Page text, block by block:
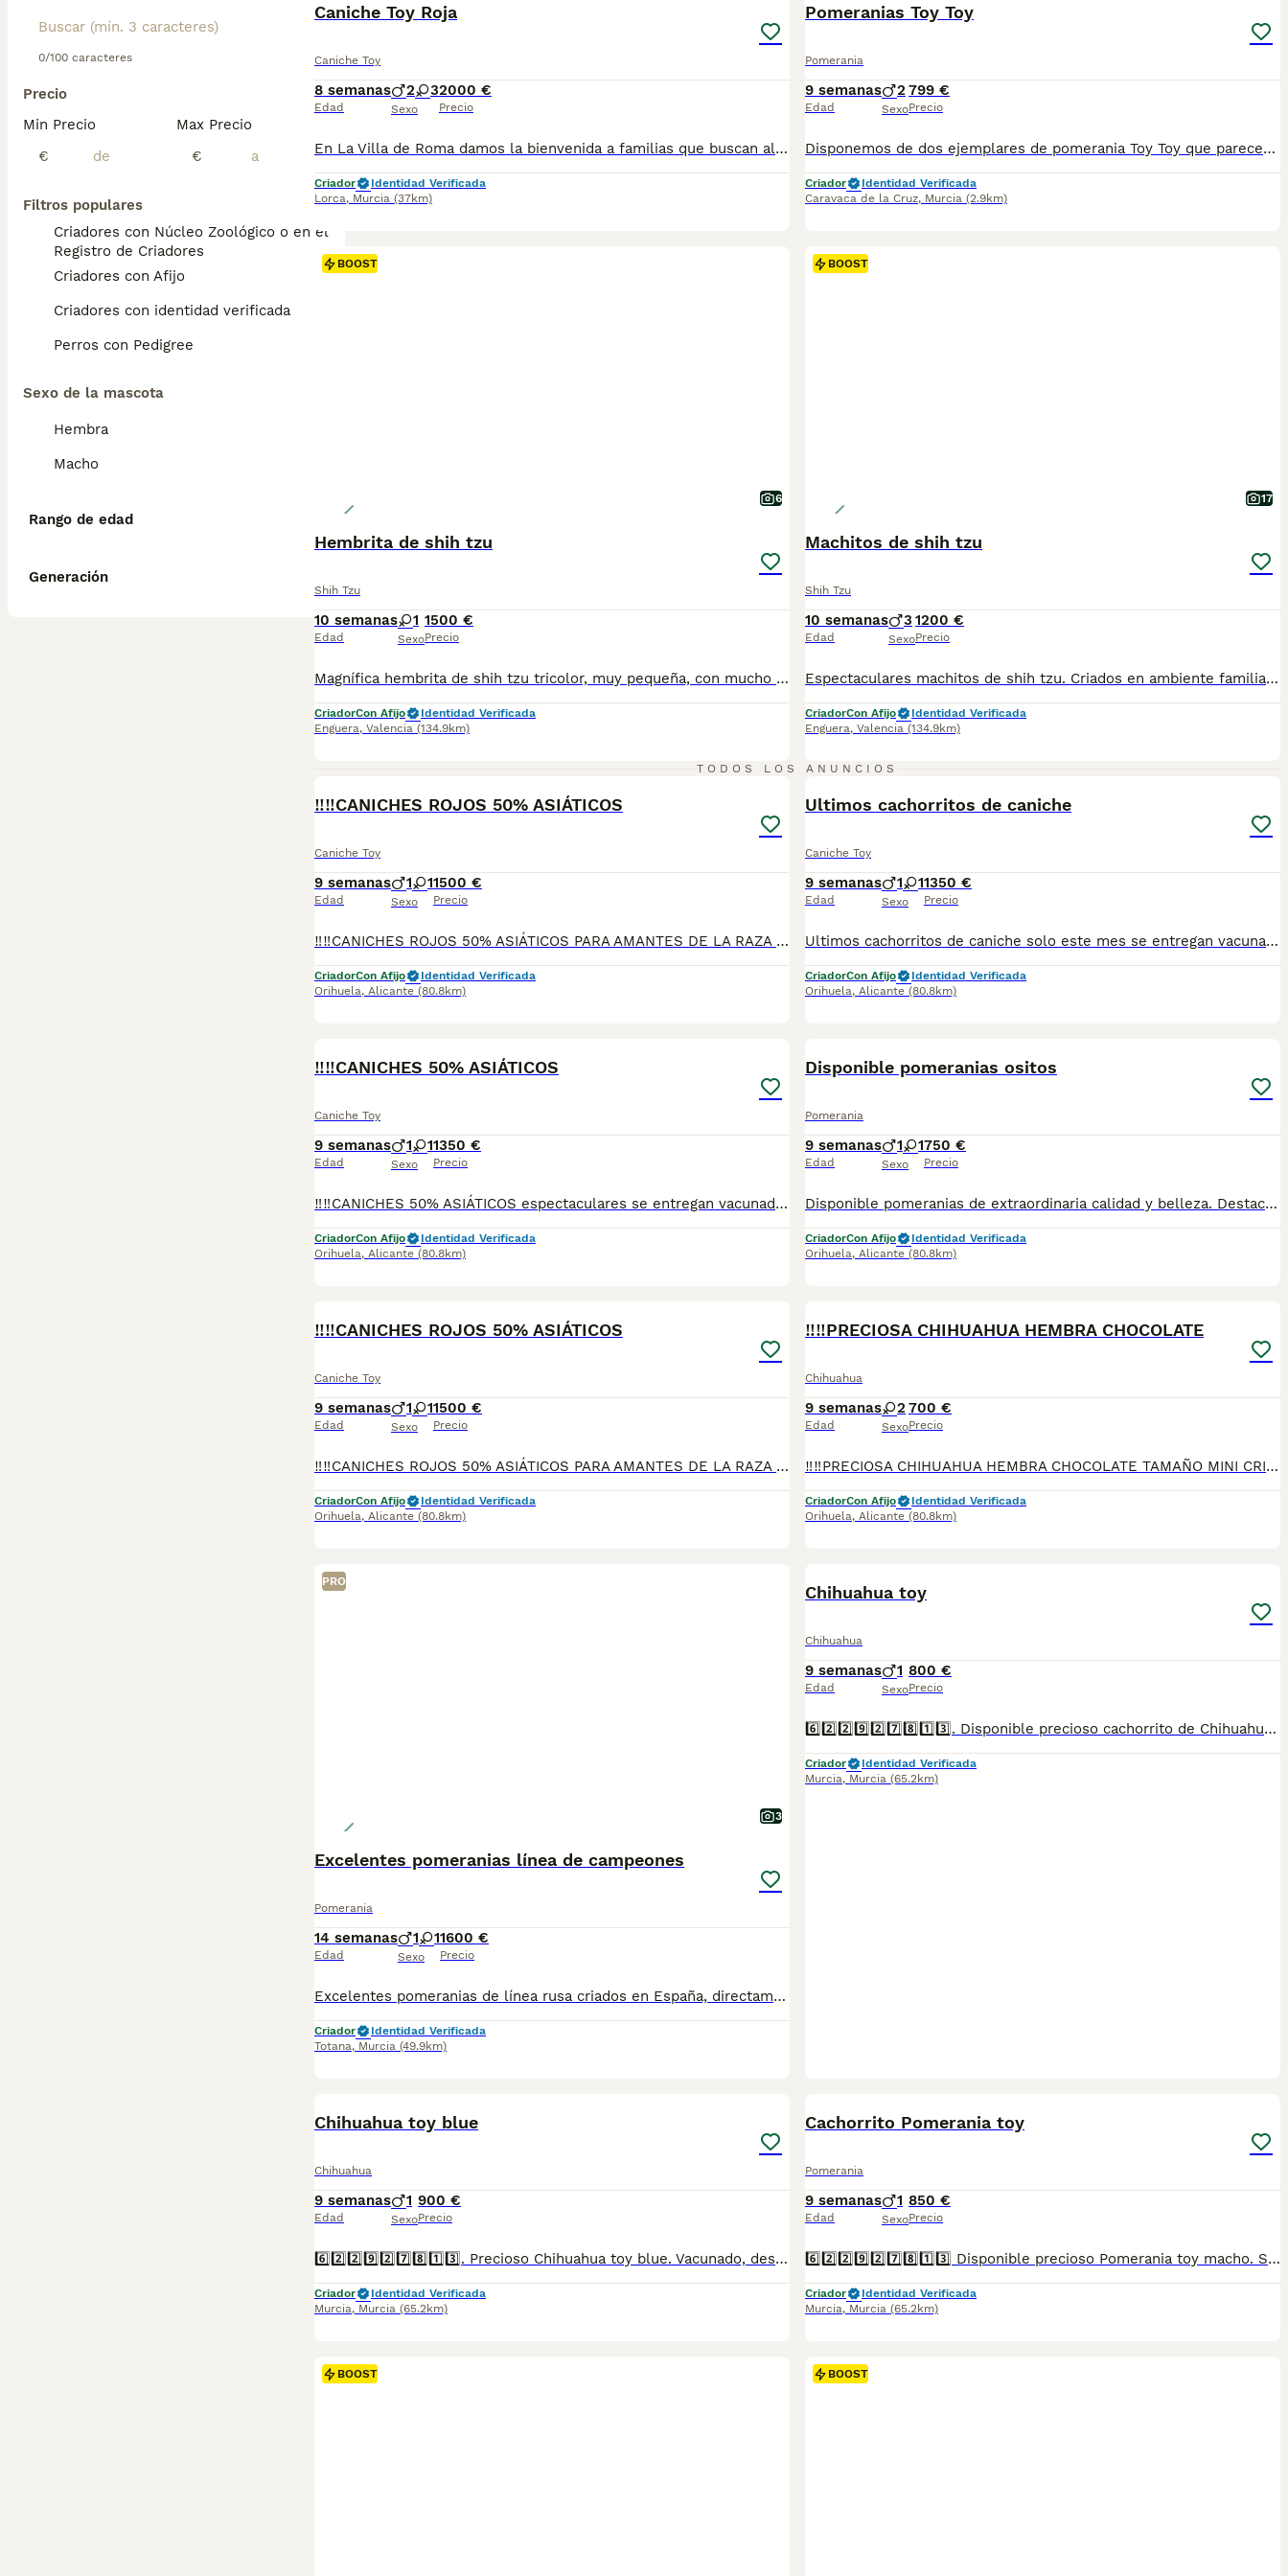
0/100 caracteres
Precio
Min Precio
€
Max Precio
€
Filtros populares
Criadores con Núcleo Zoológico o en el
Registro de Criadores
Criadores con Afijo
Criadores con identidad verificada
Perros con Pedigree
Sexo de la mascota
Hembra
Macho
Rango de edad
Generación
Caniche Toy Roja
Caniche Toy
8 semanas
Edad
2 3
Sexo
2000 €
Precio
En La Villa de Roma damos la bienvenida a familias que buscan algo mas que un perrito: un compañero de vida. Disponemos de estos preciosos caniches Nacido en un entorno familiar, rodeado de cariño, estimulación y cuidados desde el primer día. Tiene un carácter dulce, equilibrada y está acostumbrada a la convivencia con personas y otros perritos. Se entrega con: • Vacunas al día • Desparasitación interna y externa • Cartilla veterinaria • Microchip • Certificado de salud • Guía de adaptación y cuidados personalizada Sus papás son Caniche Toy de excelente línea, sanos y amorosos. Criamos en casa con respeto, sin jaulas ni prisas. Solo para familias responsables que valoren el amor y el bienestar por encima de todo. Estamos en Lorca (Murcia). Entrega en mano con todo el cariño del mundo. • Escribenos sin compromiso, estaremos encantados de contarte más sobre estos pequeños
Criador
Identidad Verificada
Lorca, Murcia (37km)
Pomeranias Toy Toy
Pomerania
9 semanas
Edad
2
Sexo
799 €
Precio
Disponemos de dos ejemplares de pomerania Toy Toy que parecen pintados a mano. Uno de ellos es red merle con ambos ojos verdes como el papá el cual actualmente no llega a los 300 gramos de peso en cuál es cabeza de oso siendo un auténtico capricho. Su hermano es blue merle party el cual tiene ambos ojos azules y no llega a los 280 gramos de peso. De adultos van a ser unos auténticos caprichos y con un pelaje muy peculiar y exclusivo. Si estás buscando un pomerania con unas características y morfología poco vistas no dudes en ponerte en contacto con nosotros y le informamos de las dudas que tenga. Ambos cachorros de entregan vacunados, con dos meses de edad, desparasitados y con contrato de garantías víricas y congénitas. Un saludo
Criador
Identidad Verificada
Caravaca de la Cruz, Murcia (2.9km)
BOOST
6
Hembrita de shih tzu
Shih Tzu
10 semanas
Edad
1
Sexo
1500 €
Precio
Magnífica hembrita de shih tzu tricolor, muy pequeña, con mucho pelo y muy chata. Criada en ambiente familiar y sociabilizada. Se entrega con vacunas al día, chip y pasaporte, garantía, pedigree, certificado veterinario y desparasitada. Muy cariñosa. Posibilidad de entrega en tu casa. Pequeña en tamaño, enorme en amor. Una shih tzu lista para llenar tu hogar de felicidad.
CriadorCon Afijo
Identidad Verificada
Enguera, Valencia (134.9km)
BOOST
17
Machitos de shih tzu
Shih Tzu
10 semanas
Edad
3
Sexo
1200 €
Precio
Espectaculares machitos de shih tzu. Criados en ambiente familiar y socializados. Se entregan con vacunas al día, chip y pasaporte, garantía, pedigree, certificado veterinario y desparasitados. Se regala kit de bienvenida con pienso para los primeros días. Pon un shih tzu en tu vida. Muy chatos y con mucho pelo. Posibilidad de llevarlo a la puerta de tu casa.
CriadorCon Afijo
Identidad Verificada
Enguera, Valencia (134.9km)
TODOS LOS ANUNCIOS
‼️‼️CANICHES ROJOS 50% ASIÁTICOS
Caniche Toy
9 semanas
Edad
1 1
Sexo
1500 €
Precio
‼️‼️CANICHES ROJOS 50% ASIÁTICOS PARA AMANTES DE LA RAZA MUY BUENA CALIDAD,LISTOS PARA ENTREGAR CRIADOS EN AMBIENTE FAMILIAR SE ENTREGAN CON SUS VACUNAS CORRESPONDIENTES ASU EDAD DESPARACITADOS Y REVISADOS POR EL VETERINARIO PREGUNTEN SIN COMPROMISO TODAS SUS DUDAS.
CriadorCon Afijo
Identidad Verificada
Orihuela, Alicante (80.8km)
Ultimos cachorritos de caniche
Caniche Toy
9 semanas
Edad
1 1
Sexo
1350 €
Precio
Ultimos cachorritos de caniche solo este mes se entregan vacunados desparasitados y en perfectas condiciones solo gente amantes de la raza gracias
CriadorCon Afijo
Identidad Verificada
Orihuela, Alicante (80.8km)
‼️‼️CANICHES 50% ASIÁTICOS
Caniche Toy
9 semanas
Edad
1 1
Sexo
1350 €
Precio
‼️‼️CANICHES 50% ASIÁTICOS espectaculares se entregan vacunados desparasitados cria familiar solo gente amantes de la raza
CriadorCon Afijo
Identidad Verificada
Orihuela, Alicante (80.8km)
Disponible pomeranias ositos
Pomerania
9 semanas
Edad
1 1
Sexo
750 €
Precio
Disponible pomeranias de extraordinaria calidad y belleza. Destacan por su tamaño compacto, su abundante y sedoso manto su carita dulce con expresión de bebé y su excelente estructura.
CriadorCon Afijo
Identidad Verificada
Orihuela, Alicante (80.8km)
‼️‼️CANICHES ROJOS 50% ASIÁTICOS
Caniche Toy
9 semanas
Edad
1 1
Sexo
1500 €
Precio
‼️‼️CANICHES ROJOS 50% ASIÁTICOS PARA AMANTES DE LA RAZA MUY BUENA CALIDAD,LISTOS PARA ENTREGAR CRIADOS EN AMBIENTE FAMILIAR SE ENTREGAN CON SUS VACUNAS CORRESPONDIENTES ASU EDAD DESPARACITADOS Y REVISADOS POR EL VETERINARIO PREGUNTEN SIN COMPROMISO TODAS SUS DUDAS.
CriadorCon Afijo
Identidad Verificada
Orihuela, Alicante (80.8km)
‼️‼️PRECIOSA CHIHUAHUA HEMBRA CHOCOLATE
Chihuahua
9 semanas
Edad
2
Sexo
700 €
Precio
‼️‼️PRECIOSA CHIHUAHUA HEMBRA CHOCOLATE TAMAÑO MINI CRIA FAMILIAR SELECCIÓN DE BELLEZA DE LA RAZA PARA AMANTES DE LOS ANIMALES,SOLO GENTE RESPONSABLE MUY BUENA CALIDAD,LISTA PARA ENTREGAR CRIADA EN AMBIENTE FAMILIAR SE ENTREGAN CON SUS VACUNAS CORRESPONDIENTES ASU EDAD DESPARACITADA Y REVISADA POR EL VETERINARIO PREGUNTEN SIN COMPROMISO TODAS SUS DUDAS.
CriadorCon Afijo
Identidad Verificada
Orihuela, Alicante (80.8km)
PRO
3
Excelentes pomeranias línea de campeones
Pomerania
14 semanas
Edad
1 1
Sexo
1600 €
Precio
Excelentes pomeranias de línea rusa criados en España, directamente del criador, sin intermediarios. Familia de campeones de belleza
Criador
Identidad Verificada
Totana, Murcia (49.9km)
Chihuahua toy
Chihuahua
9 semanas
Edad
1
Sexo
800 €
Precio
6️⃣2️⃣2️⃣9️⃣2️⃣7️⃣8️⃣1️⃣3️⃣. Disponible precioso cachorrito de Chihuahua toy. Se entrega vacunado, desparasitado, con cartilla sanitaria, microchip y contrato de garantía.
Criador
Identidad Verificada
Murcia, Murcia (65.2km)
Chihuahua toy blue
Chihuahua
9 semanas
Edad
1
Sexo
900 €
Precio
6️⃣2️⃣2️⃣9️⃣2️⃣7️⃣8️⃣1️⃣3️⃣. Precioso Chihuahua toy blue. Vacunado, desparasitado, con cartilla sanitaria, microchip y contrato de garantía. Criado en ambiente familiar.
Criador
Identidad Verificada
Murcia, Murcia (65.2km)
Cachorrito Pomerania toy
Pomerania
9 semanas
Edad
1
Sexo
850 €
Precio
6️⃣2️⃣2️⃣9️⃣2️⃣7️⃣8️⃣1️⃣3️⃣ Disponible precioso Pomerania toy macho. Se entrega vacunado, desparasitado, con cartilla sanitaria, microchip y contrato de garantía. Criado en ambiente familiar y muy cuidado.
Criador
Identidad Verificada
Murcia, Murcia (65.2km)
BOOST BOOST